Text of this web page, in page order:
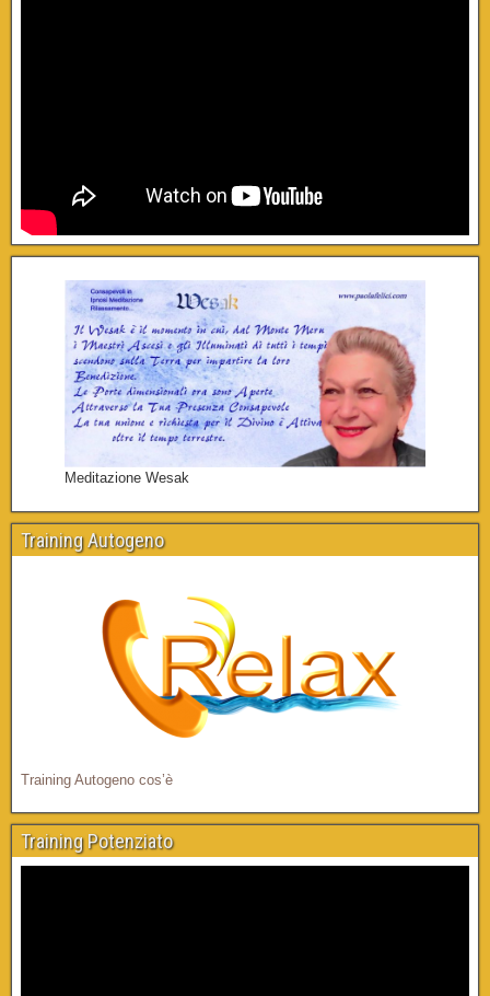
Meditazione Wesak
Training Autogeno
Training Autogeno cos’è
Training Potenziato